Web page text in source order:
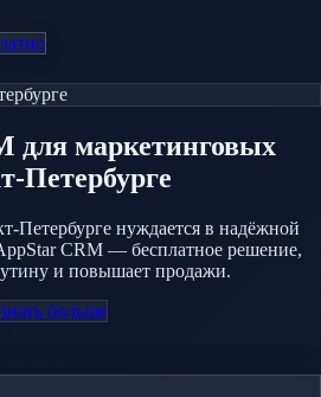
для маркетинговых
Петербурге
Петербурге нуждается в надёжной
CRM — бесплатное решение,
и повышает продажи.
больше